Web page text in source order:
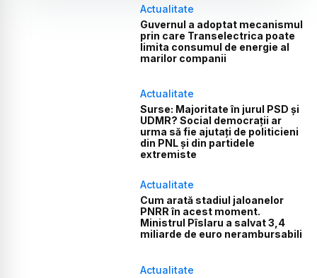
Actualitate
Guvernul a adoptat mecanismul
prin care Transelectrica poate
limita consumul de energie al
marilor companii
Actualitate
Surse: Majoritate în jurul PSD și
UDMR? Social democrații ar
urma să fie ajutați de politicieni
din PNL și din partidele
extremiste
Actualitate
Cum arată stadiul jaloanelor
PNRR în acest moment.
Ministrul Pîslaru a salvat 3,4
miliarde de euro nerambursabili
Actualitate